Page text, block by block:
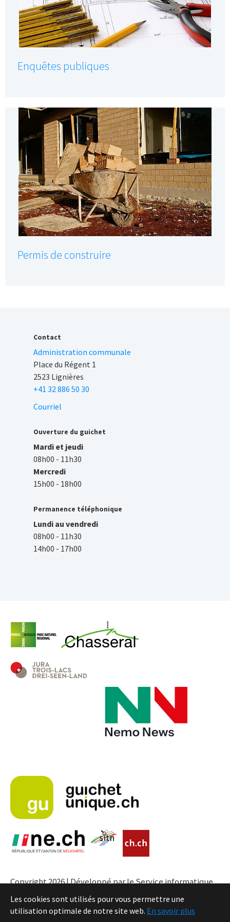
Les cookies sont utilisés pour vous permettre une
utilisation optimale de notre site web. En savoir plus
Enquêtes publiques
Permis de construire
Contact
Administration communale
Place du Régent 1
2523 Lignières
+41 32 886 50 30
Courriel
Ouverture du guichet
Mardi et jeudi
08h00 - 11h30
Mercredi
15h00 - 18h00
Permanence téléphonique
Lundi au vendredi
08h00 - 11h30
14h00 - 17h00
Copyright 2026 | Développé par le Service informatique
de l'Entité neuchâteloise |